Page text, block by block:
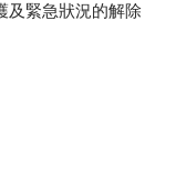
及緊急狀況的解除